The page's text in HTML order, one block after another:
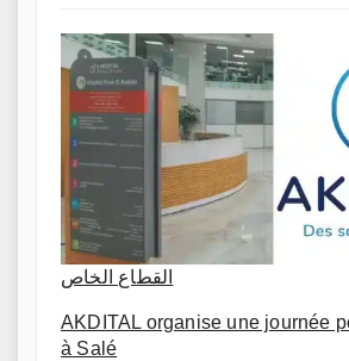
القطاع الخاص
AKDITAL organise une journée
à Salé